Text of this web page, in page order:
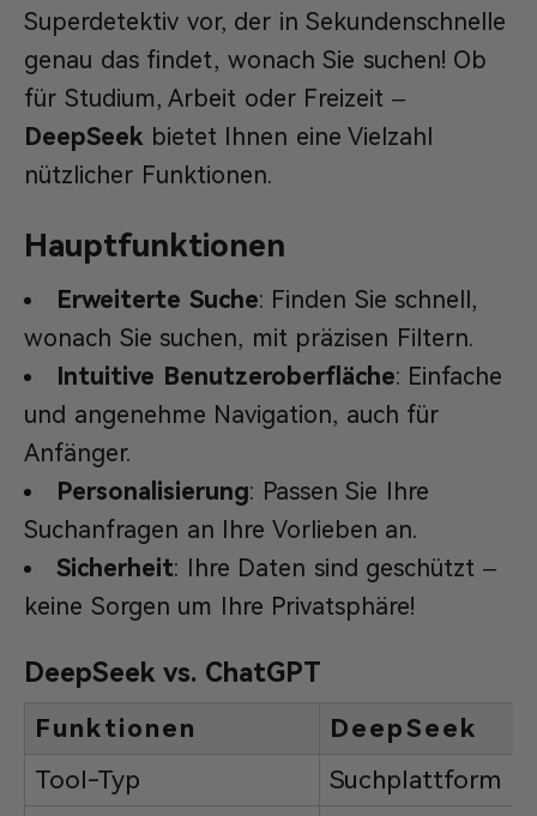
Superdetektiv vor, der in Sekundenschnelle
genau das findet, wonach Sie suchen! Ob
für Studium, Arbeit oder Freizeit –
DeepSeek bietet Ihnen eine Vielzahl
nützlicher Funktionen.
Hauptfunktionen
Erweiterte Suche: Finden Sie schnell,
wonach Sie suchen, mit präzisen Filtern.
Intuitive Benutzeroberfläche: Einfache
und angenehme Navigation, auch für
Anfänger.
Personalisierung: Passen Sie Ihre
Suchanfragen an Ihre Vorlieben an.
Sicherheit: Ihre Daten sind geschützt –
keine Sorgen um Ihre Privatsphäre!
DeepSeek vs. ChatGPT
Funktionen
DeepSeek
Tool-Typ
Suchplattform